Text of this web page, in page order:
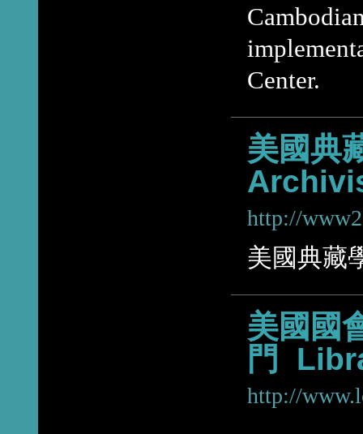
Center.
美國典
http://
美國典藏
美國國
門
http://